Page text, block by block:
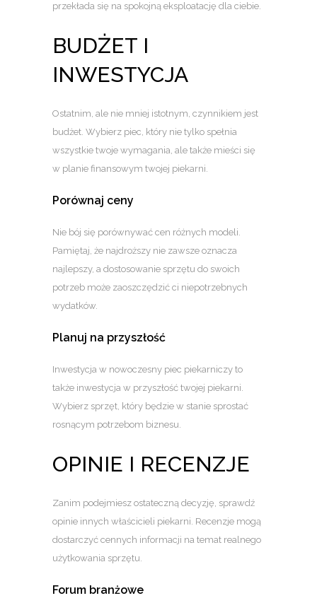
przekłada się na spokojną eksploatację dla ciebie.
BUDŻET I
INWESTYCJA
Ostatnim, ale nie mniej istotnym, czynnikiem jest
budżet. Wybierz piec, który nie tylko spełnia
wszystkie twoje wymagania, ale także mieści się
w planie finansowym twojej piekarni.
Porównaj ceny
Nie bój się porównywać cen różnych modeli.
Pamiętaj, że najdroższy nie zawsze oznacza
najlepszy, a dostosowanie sprzętu do swoich
potrzeb może zaoszczędzić ci niepotrzebnych
wydatków.
Planuj na przyszłość
Inwestycja w nowoczesny piec piekarniczy to
także inwestycja w przyszłość twojej piekarni.
Wybierz sprzęt, który będzie w stanie sprostać
rosnącym potrzebom biznesu.
OPINIE I RECENZJE
Zanim podejmiesz ostateczną decyzję, sprawdź
opinie innych właścicieli piekarni. Recenzje mogą
dostarczyć cennych informacji na temat realnego
użytkowania sprzętu.
Forum branżowe